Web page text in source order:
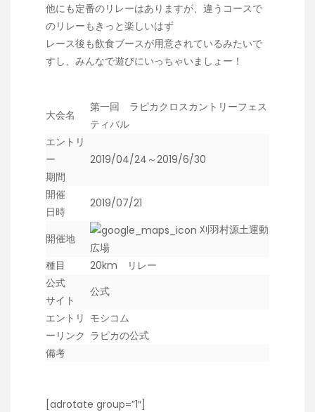
他にも定番のリレーはありますが、違うコースで
のリレーもきっと楽しいはず
レース後も飲食ブースが用意されているみたいで
すし、みんなで遊びにいっちゃいましょー！
大会名
第一回 ラピカクロスカントリーフェス
ティバル
エントリ
ー
期間
2019/04/24～2019/6/30
開催
日時
2019/07/21
開催地
刈羽村源土運動
広場
種目
20km リレー
公式
サイト
公式
エントリ
ーリンク
モシコム
ラピカの公式
備考
[adrotate group=”1″]